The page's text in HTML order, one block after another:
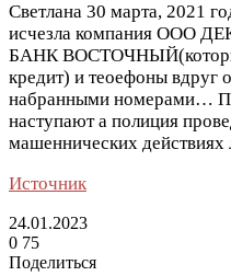
Светлана 30 марта, 2021
исчезла компания ООО
БАНК
кредит) и теоефоны вдруг
набранными номерами…
наступают а полиция
машеннических действиях
Источник
24.01.2023
0 75
Поделиться